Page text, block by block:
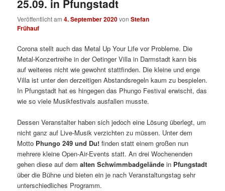
25.09. in Pfungstadt
Veröffentlicht am4. September 2020vonStefan
Frühauf
Corona stellt auch das Metal Up Your Life vor Probleme. Die
Metal-Konzertreihe in der Oetinger Villa in Darmstadt kann bis
auf weiteres nicht wie gewohnt stattfinden. Die kleine und enge
Villa ist unter den derzeitigen Abstandsregeln kaum zu bespielen.
In Pfungstadt hat es hingegen das Phungo Festival erwischt, das
wie so viele Musikfestivals ausfallen musste.
Dessen Veranstalter haben sich jedoch eine Lösung überlegt, um
nicht ganz auf Live-Musik verzichten zu müssen. Unter dem
Motto Phungo 249 und Du! finden statt einem großen nun
mehrere kleine Open-Air-Events statt. An drei Wochenenden
gehen diese auf demalten Schwimmbadgelände in Pfungstadt
über die Bühne und bieten ein je nach Veranstaltungstag sehr
unterschiedliches Programm.